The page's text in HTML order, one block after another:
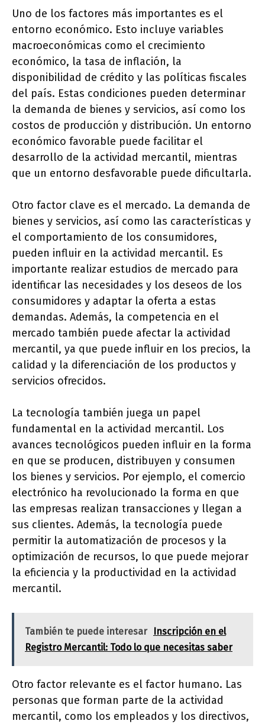
Uno de los factores más importantes es el
entorno económico. Esto incluye variables
macroeconómicas como el crecimiento
económico, la tasa de inflación, la
disponibilidad de crédito y las políticas fiscales
del país. Estas condiciones pueden determinar
la demanda de bienes y servicios, así como los
costos de producción y distribución. Un entorno
económico favorable puede facilitar el
desarrollo de la actividad mercantil, mientras
que un entorno desfavorable puede dificultarla.
Otro factor clave es el mercado. La demanda de
bienes y servicios, así como las características y
el comportamiento de los consumidores,
pueden influir en la actividad mercantil. Es
importante realizar estudios de mercado para
identificar las necesidades y los deseos de los
consumidores y adaptar la oferta a estas
demandas. Además, la competencia en el
mercado también puede afectar la actividad
mercantil, ya que puede influir en los precios, la
calidad y la diferenciación de los productos y
servicios ofrecidos.
La tecnología también juega un papel
fundamental en la actividad mercantil. Los
avances tecnológicos pueden influir en la forma
en que se producen, distribuyen y consumen
los bienes y servicios. Por ejemplo, el comercio
electrónico ha revolucionado la forma en que
las empresas realizan transacciones y llegan a
sus clientes. Además, la tecnología puede
permitir la automatización de procesos y la
optimización de recursos, lo que puede mejorar
la eficiencia y la productividad en la actividad
mercantil.
También te puede interesar
Inscripción en el
Registro Mercantil: Todo lo que necesitas saber
Otro factor relevante es el factor humano. Las
personas que forman parte de la actividad
mercantil, como los empleados y los directivos,